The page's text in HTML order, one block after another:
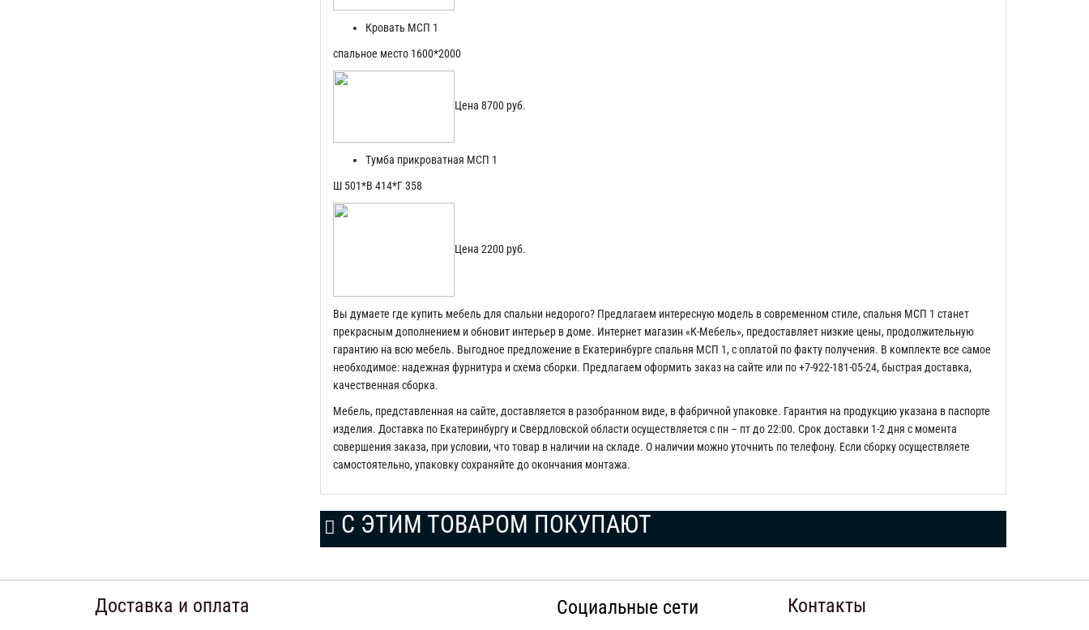
Кровать МСП 1
спальное место 1600*2000
Цена 8700 руб.
Тумба прикроватная МСП 1
Ш 501*В 414*Г 358
Цена 2200 руб.
Вы думаете где купить мебель для спальни недорого? Предлагаем интересную модель в современном стиле, спальня МСП 1 станет
прекрасным дополнением и обновит интерьер в доме. Интернет магазин «К-Мебель», предоставляет низкие цены, продолжительную
гарантию на всю мебель. Выгодное предложение в Екатеринбурге спальня МСП 1, с оплатой по факту получения. В комплекте все самое
необходимое: надежная фурнитура и схема сборки. Предлагаем оформить заказ на сайте или по +7-922-181-05-24, быстрая доставка,
качественная сборка.
Мебель, представленная на сайте, доставляется в разобранном виде, в фабричной упаковке. Гарантия на продукцию указана в паспорте
изделия. Доставка по Екатеринбургу и Свердловской области осуществляется с пн – пт до 22:00. Срок доставки 1-2 дня с момента
совершения заказа, при условии, что товар в наличии на складе. О наличии можно уточнить по телефону. Если сборку осуществляете
самостоятельно, упаковку сохраняйте до окончания монтажа.
С ЭТИМ ТОВАРОМ ПОКУПАЮТ
Доставка и оплата Социальные сети Контакты